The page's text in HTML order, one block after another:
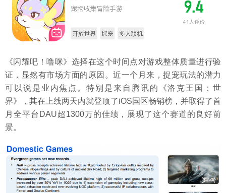
《闪耀吧！噜咪》选择在这个时间点对游戏整体质量进行验
证，显然有市场方面的原因。近一个月来，捉宠玩法的潜力
可以说是业内焦点。特别是来自腾讯的《洛克王国：世
界》，其在上线两天内就登顶了iOS国区畅销榜，并取得了首
月全平台DAU超1300万的佳绩，展现了这个赛道的良好前
景。